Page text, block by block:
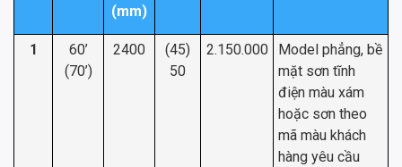
(mm)
1
60’
(70’)
2400
(45)
50
2.150.000
Model phẳng, bề
mặt sơn tĩnh
điện màu xám
hoặc sơn theo
mã màu khách
hàng yêu cầu